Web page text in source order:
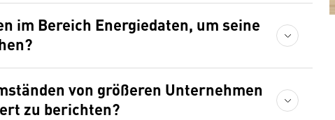
im Bereich Energiedaten, um seine
von größeren Unternehmen
zu berichten?